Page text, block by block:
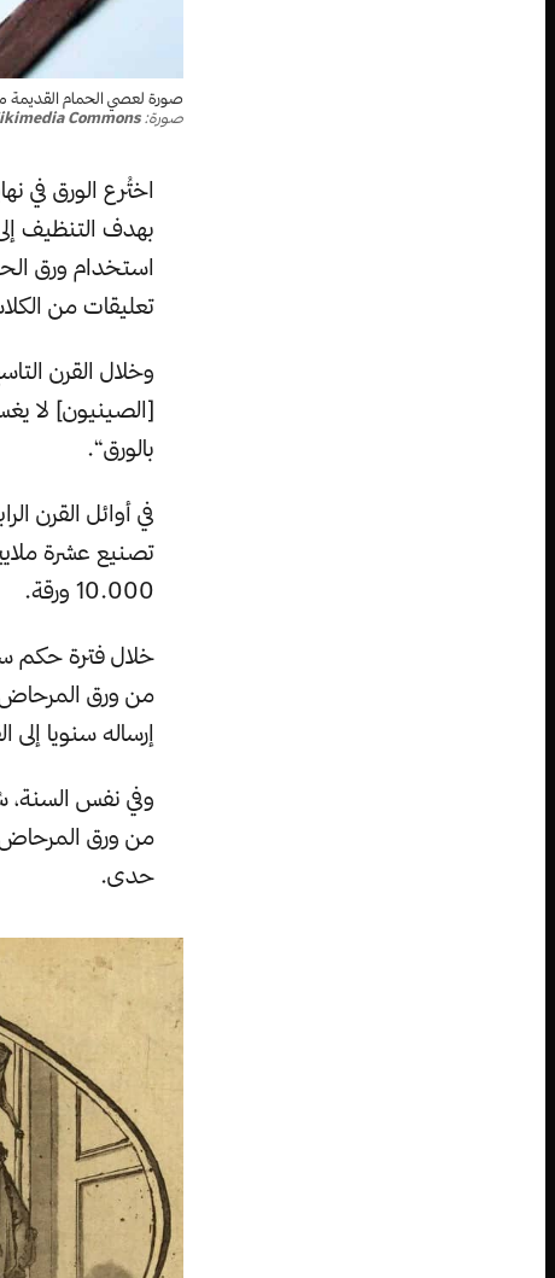
صورة لعصي الحمام القديمة
صورة:Commons
اختُرع الورق في
استخدام ورق
تعليقات من
وخلال القرن
[الصينيون] لا
بالورق“.
في أوائل القرن
10.000 ورقة.
من ورق المرحاض
إرساله سنويا
من ورق المرحاض
حدى.